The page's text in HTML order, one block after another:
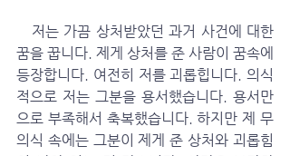
저는 가끔 상처받았던 과거 사건에 대한
꿈을 꿉니다. 제게 상처를 준 사람이 꿈속에
등장합니다. 여전히 저를 괴롭힙니다. 의식
적으로 저는 그분을 용서했습니다. 용서만
으로 부족해서 축복했습니다. 하지만 제 무
의식 속에는 그분이 제게 준 상처와 괴롭힘